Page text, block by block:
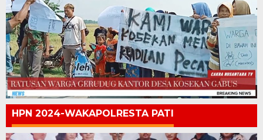
HPN 2024-WAKAPOLRESTA PATI